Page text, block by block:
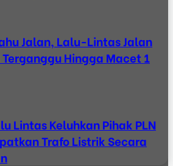
Jalan, Lalu-Lintas Jalan
Terganggu Hingga Macet 1
Lintas Keluhkan Pihak PLN
Trafo Listrik Secara